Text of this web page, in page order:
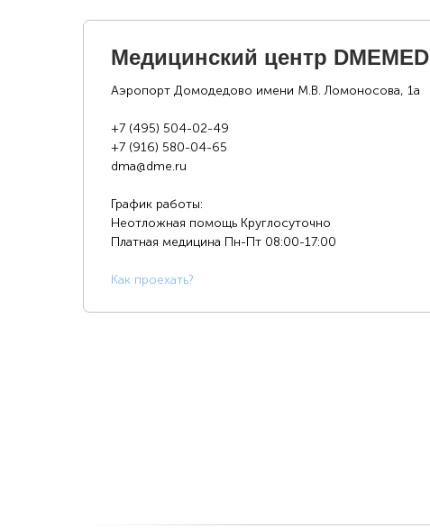
Медицинский центр DMEMED
Аэропорт Домодедово имени М.В. Ломоносова, 1а
+7 (495) 504-02-49
+7 (916) 580-04-65
dma@dme.ru
График работы:
Неотложная помощь Круглосуточно
Платная медицина Пн-Пт 08:00-17:00
Как проехать?